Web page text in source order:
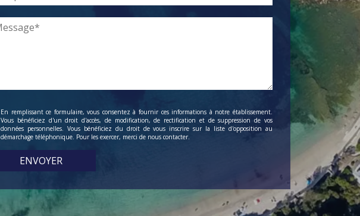
En remplissant ce formulaire, vous consentez à fournir ces informations à notre établissement.
Vous bénéficiez d'un droit d'accès, de modification, de rectification et de suppression de vos
données personnelles. Vous bénéficiez du droit de vous inscrire sur la liste d'opposition au
démarchage téléphonique. Pour les exercer, merci de nous contacter.
ENVOYER